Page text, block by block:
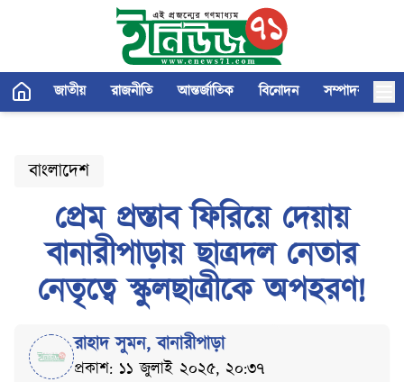
জাতীয় রাজনীতি আন্তর্জাতিক বিনোদন সম্পাদকীয়
বাংলাদেশ
প্রেম প্রস্তাব ফিরিয়ে দেয়ায়
বানারীপাড়ায় ছাত্রদল নেতার
নেতৃত্বে স্কুলছাত্রীকে অপহরণ!
রাহাদ সুমন, বানারীপাড়া
প্রকাশ: ১১ জুলাই ২০২৫, ২০:৩৭